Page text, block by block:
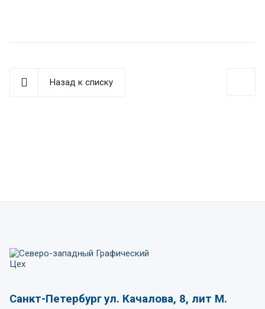
Назад к списку
Санкт-Петербургул. Качалова, 8, лит М.